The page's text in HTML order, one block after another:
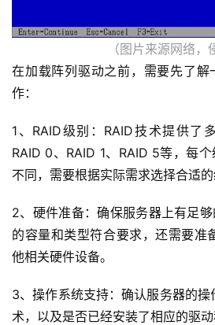
（图片来源网络，
在加载阵列驱动之前，需要先了解
作：
1、RAID级别：RAID技术提供了
RAID 0、RAID 1、RAID 5等，每
不同，需要根据实际需求选择合适的
2、硬件准备：确保服务器上有足
的容量和类型符合要求，还需要准
他相关硬件设备。
3、操作系统支持：确认服务器的操
术，以及是否已经安装了相应的驱动